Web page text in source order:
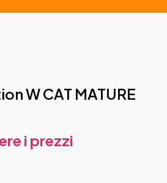
W CAT MATURE
i prezzi